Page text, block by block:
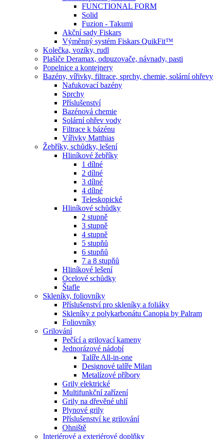
FUNCTIONAL FORM
Solid
Fuzion - Takumi
Akční sady Fiskars
Výměnný systém Fiskars QuikFit™
Kolečka, vozíky, rudl
Plašiče Deramax, odpuzovače, návnady, pasti
Popelnice a kontejnery
Bazény, vířivky, filtrace, sprchy, chemie, solární ohřevy
Nafukovací bazény
Sprchy
Příslušenství
Bazénová chemie
Solární ohřev vody
Filtrace k bázénu
Vířivky Matthias
Žebříky, schůdky, lešení
Hliníkové žebříky
1 dílné
2 dílné
3 dílné
4 dílné
Teleskopické
Hliníkové schůdky
2 stupně
3 stupně
4 stupně
5 stupňů
6 stupňů
7 a 8 stupňů
Hliníkové lešení
Ocelové schůdky
Štafle
Skleníky, foliovníky
Příslušenství pro skleníky a foliáky
Skleníky z polykarbonátu Canopia by Palram
Foliovníky
Grilování
Pečící a grilovací kameny
Jednorázové nádobí
Talíře All-in-one
Designové talíře Milan
Metalízové příbory
Grily elektrické
Multifunkční zařízení
Grily na dřevěné uhlí
Plynové grily
Příslušenství ke grilování
Ohniště
Interiérové a exteriérové doplňky